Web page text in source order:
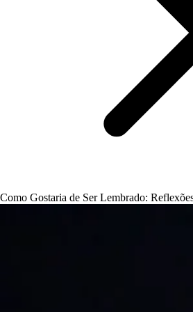
Como Gostaria de Ser Lembrado: